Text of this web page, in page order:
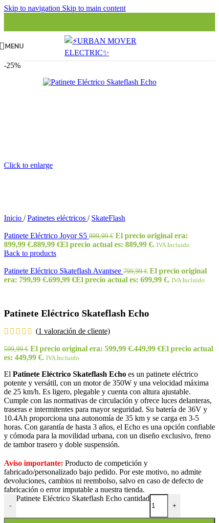
Skip to navigation Skip to main content
MENU
-25%
Click to enlarge
Inicio / Patinetes eléctricos / SkateFlash
Patinete Eléctrico Joyor S5 899,99€ El precio original era:
899,99 €.889,99 €El precio actual es: 889,99 €. IVA Incluido
Back to products
Patinete Eléctrico Skateflash Avantsee 799,99€ El precio original
era: 799,99 €.699,99 €El precio actual es: 699,99 €. IVA Incluido
Patinete Eléctrico Skateflash Echo
(1 valoración de cliente)
599,99€ El precio original era: 599,99 €.449,99 €El precio actual
es: 449,99 €. IVA Incluido
El Patinete Eléctrico Skateflash Echo es un patinete eléctrico
potente y versátil, con un motor de 350W y una velocidad máxima
de 25 km/h. Es ligero, plegable y cuenta con altura ajustable.
Cumple con las normativas de circulación y ofrece luces delanteras,
traseras e intermitentes para mayor seguridad. Su batería de 36V y
10.4Ah proporciona una autonomía de 35 km y se carga en 3-5
horas. Con garantía de hasta 3 años, el Echo es una opción confiable
y cómoda para la movilidad urbana, con un diseño exclusivo, freno
de tambor trasero y doble suspensión.
Aviso importante: Producto de competición y
fabricado/personalizado bajo pedido. Por este motivo, no admite
devoluciones, cambios ni reembolso, salvo en caso de defecto de
fabricación o error imputable a nuestra tienda.
-
Patinete Eléctrico Skateflash Echo cantidad
+